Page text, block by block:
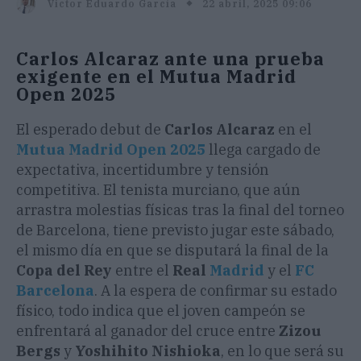
Victor Eduardo García 22 abril, 2025 09:06
Carlos Alcaraz ante una prueba
exigente en el Mutua Madrid
Open 2025
El esperado debut de Carlos Alcaraz en el
Mutua Madrid Open 2025 llega cargado de
expectativa, incertidumbre y tensión
competitiva. El tenista murciano, que aún
arrastra molestias físicas tras la final del torneo
de Barcelona, tiene previsto jugar este sábado,
el mismo día en que se disputará la final de la
Copa del Rey entre el Real Madrid y el FC
Barcelona. A la espera de confirmar su estado
físico, todo indica que el joven campeón se
enfrentará al ganador del cruce entre Zizou
Bergs y Yoshihito Nishioka, en lo que será su